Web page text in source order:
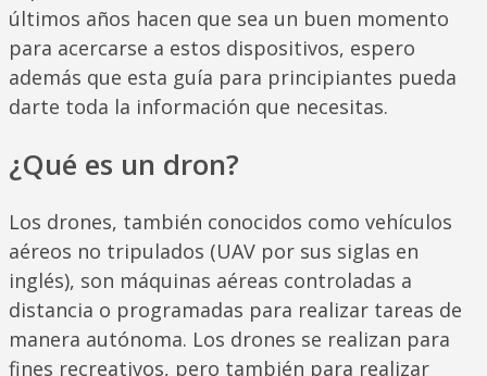
últimos años hacen que sea un buen momento
para acercarse a estos dispositivos, espero
además que esta guía para principiantes pueda
darte toda la información que necesitas.
¿Qué es un dron?
Los drones, también conocidos como vehículos
aéreos no tripulados (UAV por sus siglas en
inglés), son máquinas aéreas controladas a
distancia o programadas para realizar tareas de
manera autónoma. Los drones se realizan para
fines recreativos, pero también para realizar